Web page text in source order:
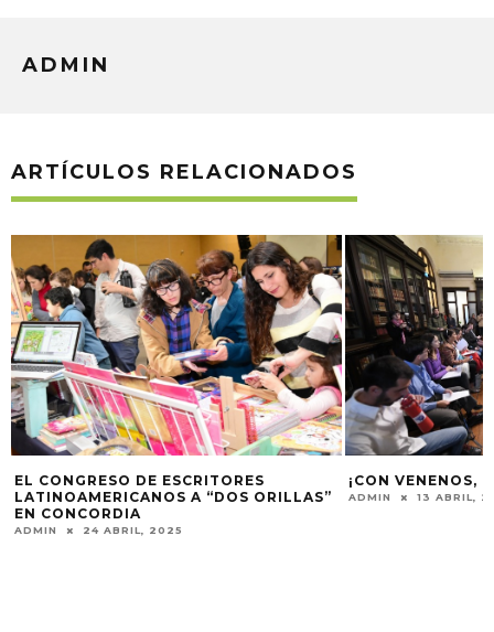
ADMIN
ARTÍCULOS RELACIONADOS
EL CONGRESO DE ESCRITORES
LATINOAMERICANOS A “DOS ORILLAS”
EN CONCORDIA
ADMIN 24 ABRIL, 2025
¡CON VENENOS,
ADMIN 13 ABRIL,